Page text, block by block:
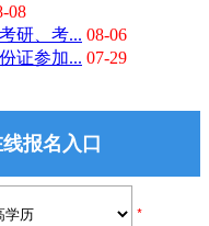
08
研、考... 08-06
证参加... 07-29
报名入口